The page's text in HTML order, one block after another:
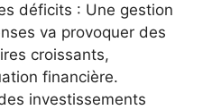
déficits : Une gestion
va provoquer des
croissants,
financière.
investissements